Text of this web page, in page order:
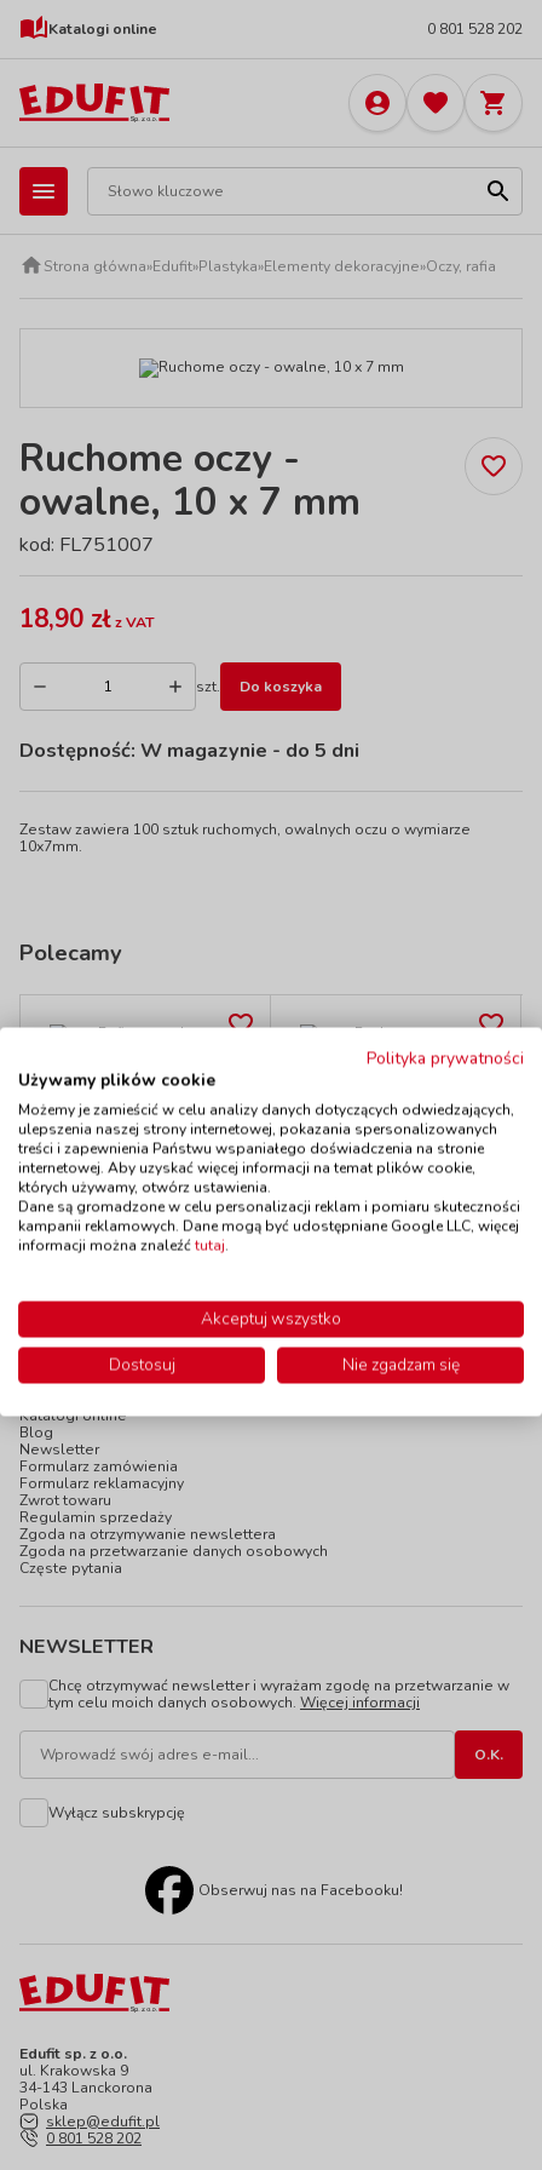
Katalogi online 0 801 528 202
Strona główna»Edufit»Plastyka»Elementy dekoracyjne»Oczy, rafia
Ruchome oczy -
owalne, 10 x 7 mm
kod: FL751007
18,90 złz VAT
szt. Do koszyka
Dostępność: W magazynie - do 5 dni
Zestaw zawiera 100 sztuk ruchomych, owalnych oczu o wymiarze
10x7mm.
Polecamy
Rafia naturalna -
czerwona
kod: FL9020
DostępnośćW magazynie
do 5 dni
9,90 zł z VAT
Do koszyka
kolorowe
kod: AP2049/SCE
DostępnośćW magazynie
do 5 dni
Do koszyka
Edufit sp. z o.o.
ul. Krakowska 9
34-143 Lanckorona
Polska
sklep@edufit.pl
0 801 528 202
INFOPANEL
Katalogi online
Blog
Newsletter
Formularz zamówienia
Formularz reklamacyjny
Zwrot towaru
Regulamin sprzedaży
Zgoda na otrzymywanie newslettera
Zgoda na przetwarzanie danych osobowych
Częste pytania
NEWSLETTER
Chcę otrzymywać newsletter i wyrażam zgodę na przetwarzanie w
tym celu moich danych osobowych. Więcej informacji
Wyłącz subskrypcję
Obserwuj nas na Facebooku!
Polityka prywatności
Używamy plików cookie
Możemy je zamieścić w celu analizy danych dotyczących odwiedzających,
ulepszenia naszej strony internetowej, pokazania spersonalizowanych
treści i zapewnienia Państwu wspaniałego doświadczenia na stronie
internetowej. Aby uzyskać więcej informacji na temat plików cookie,
których używamy, otwórz ustawienia.
Dane są gromadzone w celu personalizacji reklam i pomiaru skuteczności
kampanii reklamowych. Dane mogą być udostępniane Google LLC, więcej
informacji można znaleźćtutaj.
Akceptuj wszystko
Dostosuj
Nie zgadzam się